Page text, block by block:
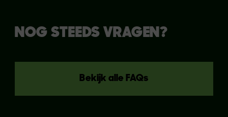
NOG STEEDS VRAGEN?
Bekijk alle FAQs